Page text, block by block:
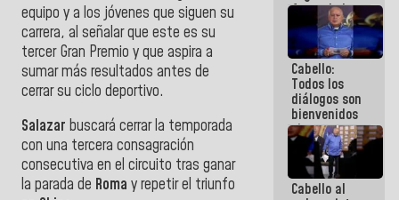
equipo y a los jóvenes que siguen su
carrera, al señalar que este es su
tercer Gran Premio y que aspira a
sumar más resultados antes de
cerrar su ciclo deportivo.
Salazar buscará cerrar la temporada
con una tercera consagración
consecutiva en el circuito tras ganar
la parada de Roma y repetir el triunfo
favor de la
narrativa
hegemónica?
(1)
Cabello:
Todos los
diálogos son
bienvenidos
siempre que
estén en el
marco de la
Constitución
de la
Cabello al